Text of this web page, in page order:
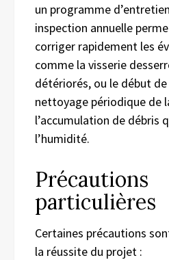
un programme
inspection annuelle
corriger rapidement les
comme la visserie
détériorés, ou le début
nettoyage périodique de
l’accumulation de débris
l’humidité.
Précautions
particulières
Certaines précautions
la réussite du projet :